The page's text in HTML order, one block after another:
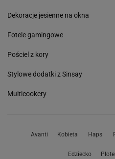
Dekoracje jesienne na okna
Fotele gamingowe
Pościel z kory
Stylowe dodatki z Sinsay
Multicookery
Avanti Kobieta Haps
Edziecko